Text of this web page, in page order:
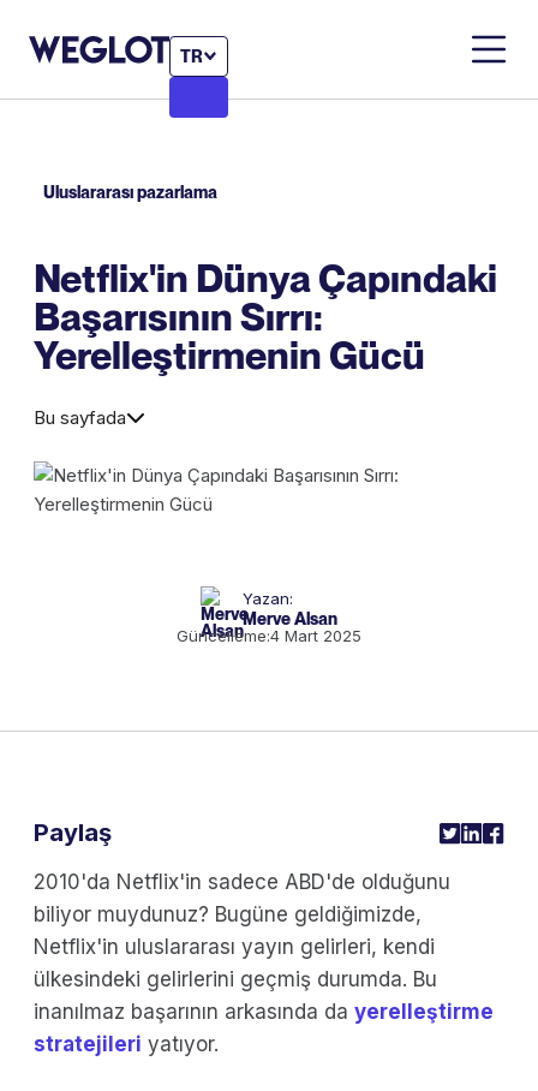
TR
Uluslararası pazarlama
Netflix'in Dünya Çapındaki
Başarısının Sırrı:
Yerelleştirmenin Gücü
Bu sayfada
Yazan:
Merve Alsan
Güncelleme:4 Mart 2025
2010'da Netflix'in sadece ABD'de olduğunu
biliyor muydunuz? Bugüne geldiğimizde,
Netflix'in uluslararası yayın gelirleri, kendi
ülkesindeki gelirlerini geçmiş durumda. Bu
inanılmaz başarının arkasında da yerelleştirme
stratejileri yatıyor.
Paylaş